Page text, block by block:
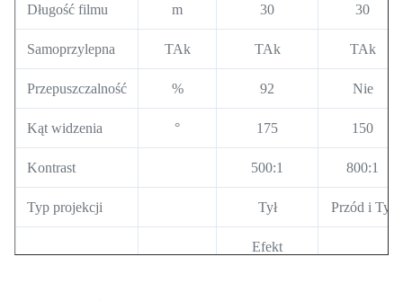
Długość filmu m 30 30
Samoprzylepna TAk TAk TAk
Przepuszczalność % 92 Nie
Kąt widzenia ° 175 150
Kontrast 500:1 800:1
Typ projekcji Tył Przód i Tył
Efekt